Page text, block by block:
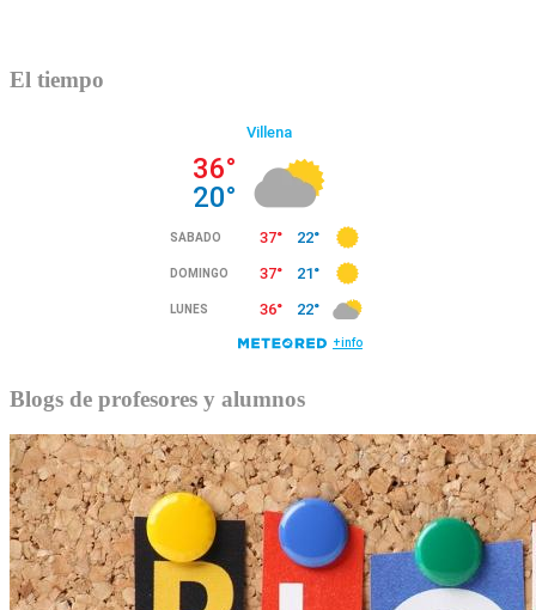
El tiempo
Blogs de profesores y alumnos